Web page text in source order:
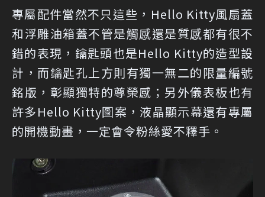
專屬配件當然不只這些，Hello Kitty風扇蓋
和浮雕油箱蓋不管是觸感還是質感都有很不
錯的表現，鑰匙頭也是Hello Kitty的造型設
計，而鑰匙孔上方則有獨一無二的限量編號
銘版，彰顯獨特的尊榮感；另外儀表板也有
許多Hello Kitty圖案，液晶顯示幕還有專屬
的開機動畫，一定會令粉絲愛不釋手。